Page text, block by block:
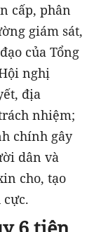
cấp, phân
giám sát,
của Tổng
nghị
địa
nhiệm;
chính gây
dân và
cho, tạo